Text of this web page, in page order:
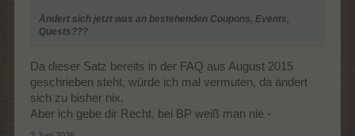
Ändert sich jetzt was an bestehenden Coupons, Events,
Quests???
Da dieser Satz bereits in der FAQ aus August 2015
geschrieben steht, würde ich mal vermuten, da ändert
sich zu bisher nix.
Aber ich gebe dir Recht, bei BP weiß man nie -